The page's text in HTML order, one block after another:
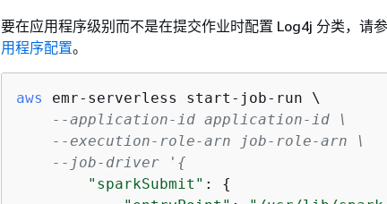
要在应用程序级别而不是在提交作业时配置 Log4j 分类，请
用程序配置。
aws
emr-serverless start-job-run \
--application-id application-id \
--execution-role-arn job-role-arn \
--job-driver ' {
"sparkSubmit" : {